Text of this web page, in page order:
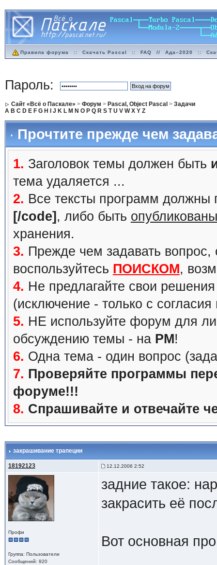
Правила форума :: Скачать Pascal :: FAQ // Ада–2020 ::
Пароль:
Сайт «Всё о Паскале» > Форум > Pascal, Object Pascal > Задачи
A B C D E F G H J K L M N O P Q R S T U V W X Y Z
Прочтите прежде чем
1. Заголовок темы должен быть
тема удаляется ...
2. Все тексты программ должны
[/code] , либо быть
хранения.
3. Прежде чем задавать вопрос,
воспользуйтесь ПОИСКОМ,
4. Не предлагайте свои
(исключение - только с
5. НЕ используйте форум для
обсуждению темы - на PM!
6. Одна тема - один вопрос
7. Проверяйте программы
форуме!!!
8. Спрашивайте и отвечайте
закрашивание трапеции
18192123 12.12.2006 2:52
Профи
Группа: Пользователи
Сообщений: 920
задние такое:
закрасить её
Вот основная